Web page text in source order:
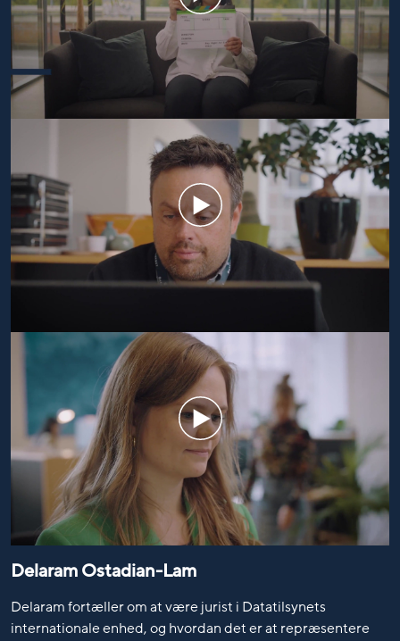
Delaram Ostadian-Lam
Delaram fortæller om at være jurist i Datatilsynets
internationale enhed, og hvordan det er at repræsentere